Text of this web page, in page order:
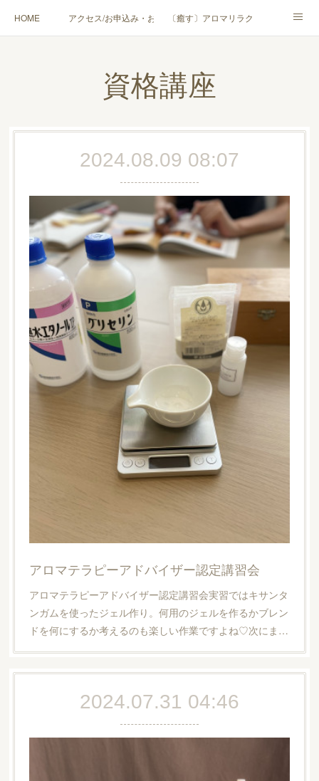
HOME アクセス/お申込み・お問合せ〔癒す〕アロマリラクゼーション
〔愉しむ〕アロマクラフトワークショップ〔使う〕実用アロマテラピー(全4回)
ハンモックタイ古式協会® 厚木校出張講座(個人／企業・団体)PROFILE
資格講座
2024.08.09 08:07
アロマテラピーアドバイザー認定講習会
アロマテラピーアドバイザー認定講習会実習ではキサンタ
ンガムを使ったジェル作り。何用のジェルを作るかブレン
ドを何にするか考えるのも楽しい作業ですよね♡次にま…
2024.07.31 04:46